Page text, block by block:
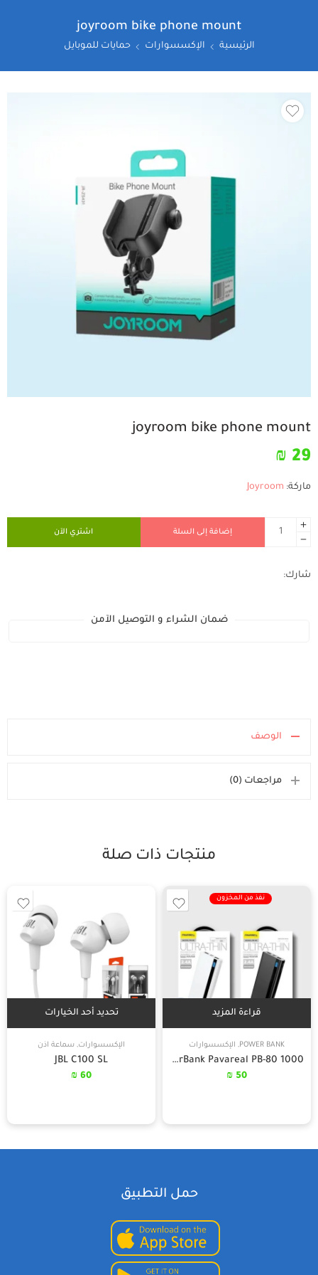
joyroom bike phone mount
الرئيسية الإكسسوارات حمايات للموبايل
joyroom bike phone mount
29
₪
ماركة: Joyroom
إضافة إلى السلة اشتري الآن
شارك:
ضمان الشراء و التوصيل الآمن
الوصف
مراجعات (0)
منتجات ذات صلة
نفذ من المخزون
قراءة المزيد
POWER BANK
, الإكسسوارات
PowerBank Pavareal PB-80 1000
50
₪
تحديد أحد الخيارات
الإكسسوارات, سماعة اذن
JBL C100 SL
60
₪
حمل التطبيق